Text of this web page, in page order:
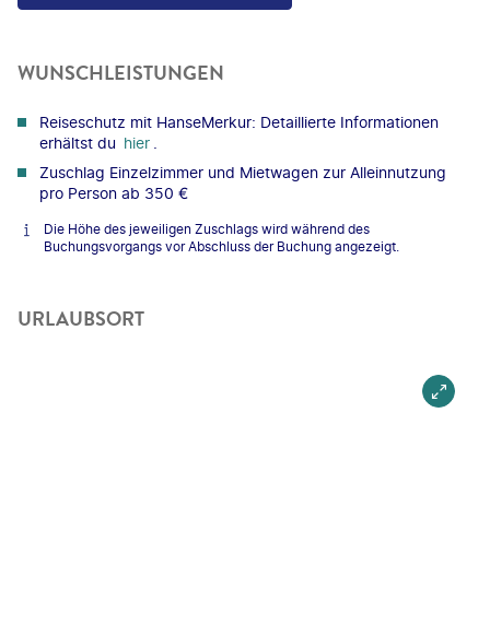
WUNSCHLEISTUNGEN
Reiseschutz mit HanseMerkur: Detaillierte Informationen
erhältst du hier
Zuschlag Einzelzimmer und Mietwagen zur Alleinnutzung
pro Person ab 350 €
Die Höhe des jeweiligen Zuschlags wird während des
Buchungsvorgangs vor Abschluss der Buchung angezeigt.
URLAUBSORT